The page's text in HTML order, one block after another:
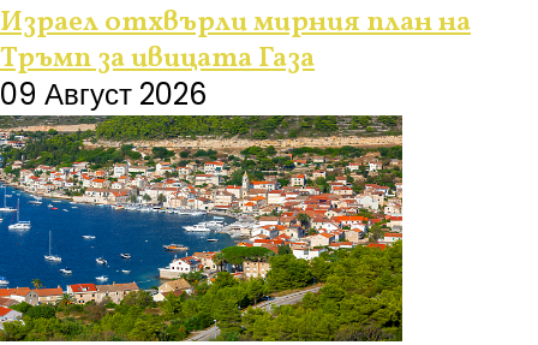
Израел отхвърли мирния план на
Тръмп за ивицата Газа
09 Август 2026